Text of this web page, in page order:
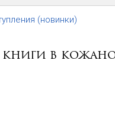
(новинки)
в